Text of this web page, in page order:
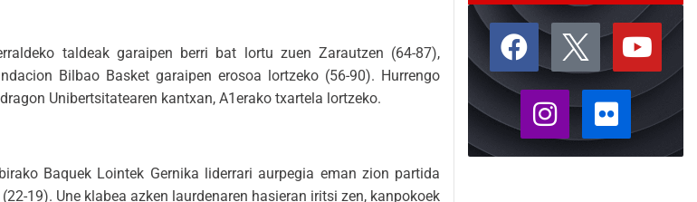
taldeak garaipen berri bat lortu zuen Zarautzen (64-87),
Bilbao Basket garaipen erosoa lortzeko (56-90). Hurrengo
Unibertsitatearen kantxan, A1erako txartela lortzeko.
Baquek Lointek Gernika liderrari aurpegia eman zion partida
19). Une klabea azken laurdenaren hasieran iritsi zen, kanpokoek